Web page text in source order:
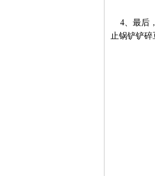
4、最后
止锅铲铲碎